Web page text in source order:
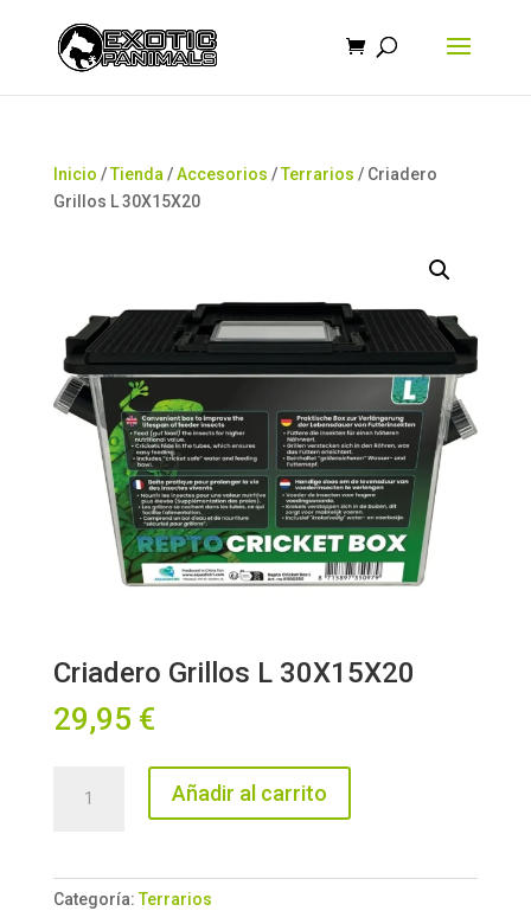
Inicio /Tienda /Accesorios /Terrarios / Criadero
Grillos L 30X15X20
Criadero Grillos L 30X15X20
29,95 €
Grillos
cantidad
Añadir al carrito
Categoría:Terrarios